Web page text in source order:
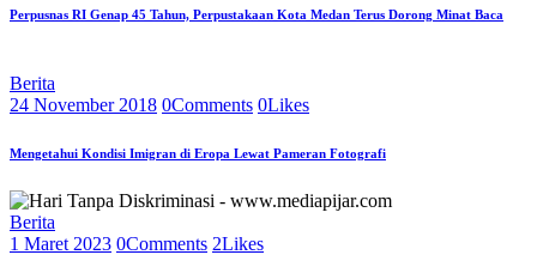
Perpusnas RI Genap 45 Tahun, Perpustakaan Kota Medan Terus Dorong Minat Baca
Berita
24 November 2018 0Comments 0Likes
Mengetahui Kondisi Imigran di Eropa Lewat Pameran Fotografi
Berita
1 Maret 2023 0Comments 2Likes